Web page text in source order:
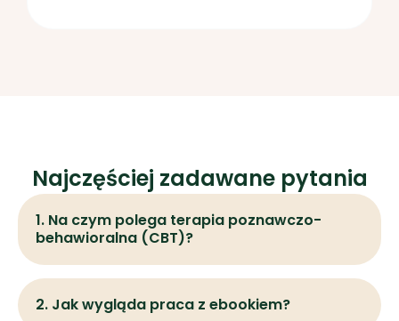
Najczęściej zadawane pytania
1. Na czym polega terapia poznawczo-
behawioralna (CBT)?
2. Jak wygląda praca z ebookiem?